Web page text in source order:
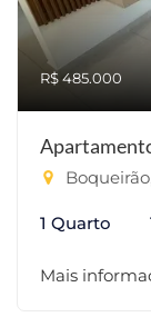
R$ 485.000
1 Quarto
Mais